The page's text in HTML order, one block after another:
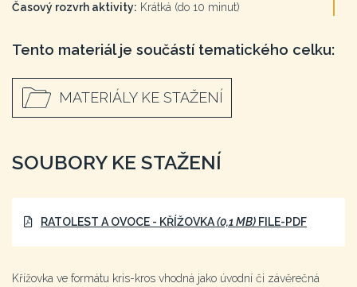
Časový rozvrh aktivity: Krátká (do 10 minut)
Tento materiál je součástí tematického celku:
MATERIÁLY KE STAŽENÍ
SOUBORY KE STAŽENÍ
RATOLEST A OVOCE - KŘÍŽOVKA(0,1 MB) FILE-PDF
Křížovka ve formátu kris-kros vhodná jako úvodní či závěrečná